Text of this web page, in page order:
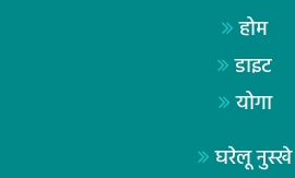
होम
डाइट
योगा
घरेलू नुस्खे